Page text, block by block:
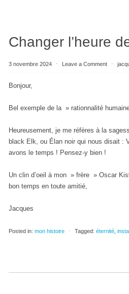
Changer l’heure
3 novembre 2024 ⋅ Leave a Comment ⋅
Bonjour,
Bel exemple de la » rationnalité
Heureusement, je me réfères à la
black Elk, ou Élan noir qui nous disait :
avons le temps ! Pensez-y bien !
Un clin d’oeil à mon » frère » Oscar
bon temps en toute amitié,
Jacques
Posted in: mon histoire ⋅ Tagged: éternité